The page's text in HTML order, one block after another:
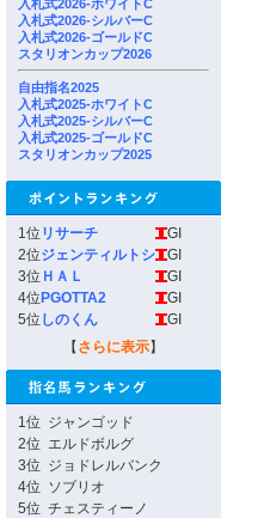
入札式2026-ホワイトC
入札式2026-シルバーC
入札式2026-ゴールドC
スタリオンカップ2026
自由指名2025
入札式2025-ホワイトC
入札式2025-シルバーC
入札式2025-ゴールドC
スタリオンカップ2025
1位 リサーチ
GI
2位ジェンティルトシ
GI
3位 ＨＡＬ
GI
4位 PGOTTA2
GI
5位 しのくん
GI
【 さらに表示】
1位 ジャンゴッド
2位 エルドボルグ
3位 ジョドレルバンク
4位 ソブリオ
5位 チェスティーノ